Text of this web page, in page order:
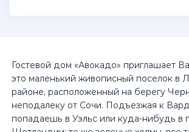
Гостевой дом «Авокадо» приглашает
это маленький живописный поселок в
районе, расположенный на берегу
неподалеку от Сочи. Подъезжая к
попадаешь в Уэльс или куда-нибудь в